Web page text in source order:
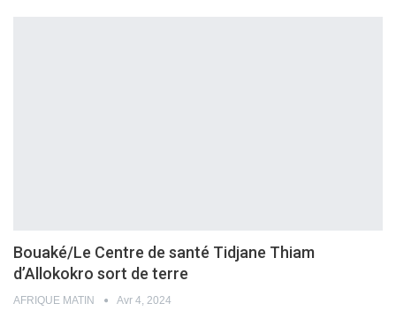
Bouaké/Le Centre de santé Tidjane Thiam
d’Allokokro sort de terre
AFRIQUE MATIN Avr 4, 2024